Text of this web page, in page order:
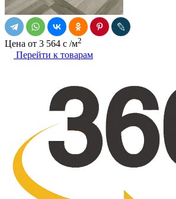
Цена от 3 564 c /м2
Перейти к товарам